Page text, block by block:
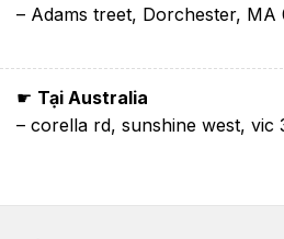
– Adams treet, Dorchester, MA
☛ Tại Australia
– corella rd, sunshine west, vic